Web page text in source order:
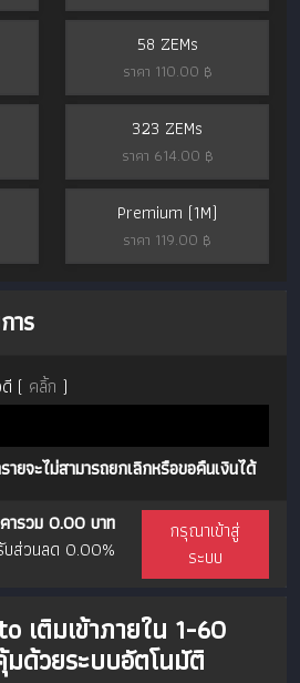
58 ZEMs
ราคา 110.00 ฿
323 ZEMs
ราคา 614.00 ฿
Premium (1M)
ราคา 119.00 ฿
าร
( คลิ้ก )
ยจะไม่สามารถยกเลิกหรือขอคืนเงินได้
ารวม 0.00 บาท
ส่วนลด 0.00%
กรุณาเข้าสู่
ระบบ
เติมเข้าภายใน 1-60
ด้วยระบบอัตโนมัติ